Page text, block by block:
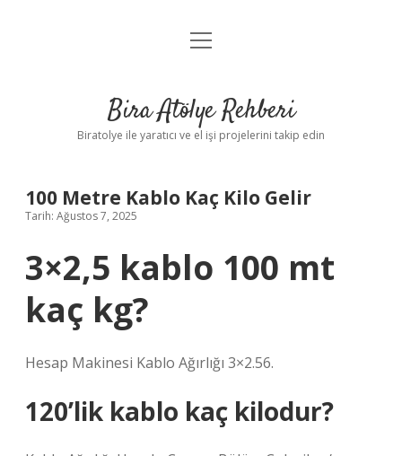
Anasayfa
Yasal Uyarı
menüyü
Bira Atölye Rehberi
Biratolye ile yaratıcı ve el işi projelerini takip edin
100 Metre Kablo Kaç Kilo Gelir
Tarih: Ağustos 7, 2025
3×2,5 kablo 100 mt
kaç kg?
Hesap Makinesi Kablo Ağırlığı 3×2.56.
120’lik kablo kaç kilodur?